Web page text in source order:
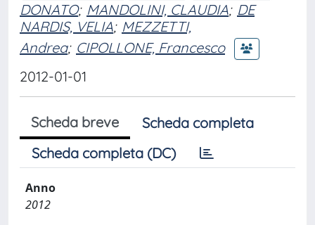
DONATO; MANDOLINI, CLAUDIA; DE
NARDIS, VELIA; MEZZETTI,
Andrea; CIPOLLONE, Francesco
2012-01-01
Scheda breve
Scheda completa
Scheda completa (DC)
Anno
2012